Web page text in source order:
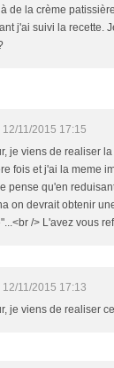
de la crème
j'ai suivi la recette.
12/11/2015 17:15
je viens de realiser
fois et j'ai la meme
pense qu'en
on devrait obtenir
/> L'avez vous
12/11/2015 17:13
je viens de realiser